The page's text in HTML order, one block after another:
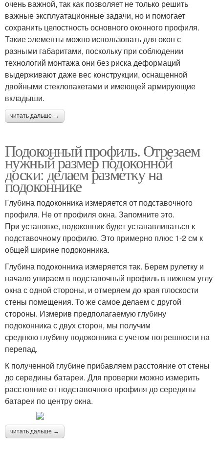
очень важной, так как позволяет не только решить
важные эксплуатационные задачи, но и помогает
сохранить целостность основного оконного профиля.
Такие элементы можно использовать для окон с
разными габаритами, поскольку при соблюдении
технологий монтажа они без риска деформаций
выдерживают даже вес конструкции, оснащенной
двойными стеклопакетами и имеющей армирующие
вкладыши.
читать дальше →
Подоконный профиль. Отрезаем
нужный размер подоконной
доски: делаем разметку на
подоконнике
Глубина подоконника измеряется от подставочного
профиля. Не от профиля окна. Запомните это.
При установке, подоконник будет устанавливаться к
подставочному профилю. Это примерно плюс 1-2 см к
общей ширине подоконника.
Глубина подоконника измеряется так. Берем рулетку и
начало упираем в подставочный профиль в нижнем углу
окна с одной стороны, и отмеряем до края плоскости
стены помещения. То же самое делаем с другой
стороны. Измерив предполагаемую глубину
подоконника с двух сторон, мы получим
среднюю глубину подоконника с учетом погрешности на
перепад.
К полученной глубине прибавляем расстояние от стены
до середины батареи. Для проверки можно измерить
расстояние от подставочного профиля до середины
батареи по центру окна.
читать дальше →